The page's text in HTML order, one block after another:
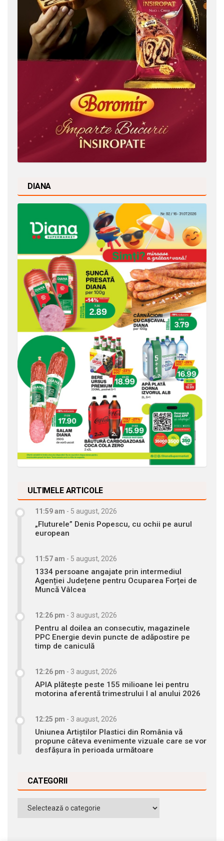
DIANA
ULTIMELE ARTICOLE
11:59 am - 5 august, 2026
„Fluturele” Denis Popescu, cu ochii pe aurul
european
11:57 am - 5 august, 2026
1334 persoane angajate prin intermediul
Agenției Județene pentru Ocuparea Forței de
Muncă Vâlcea
12:26 pm - 3 august, 2026
Pentru al doilea an consecutiv, magazinele
PPC Energie devin puncte de adăpostire pe
timp de caniculă
12:26 pm - 3 august, 2026
APIA plătește peste 155 milioane lei pentru
motorina aferentă trimestrului I al anului 2026
12:25 pm - 3 august, 2026
Uniunea Artiștilor Plastici din România vă
propune câteva evenimente vizuale care se vor
desfășura în perioada următoare
CATEGORII
Categorii